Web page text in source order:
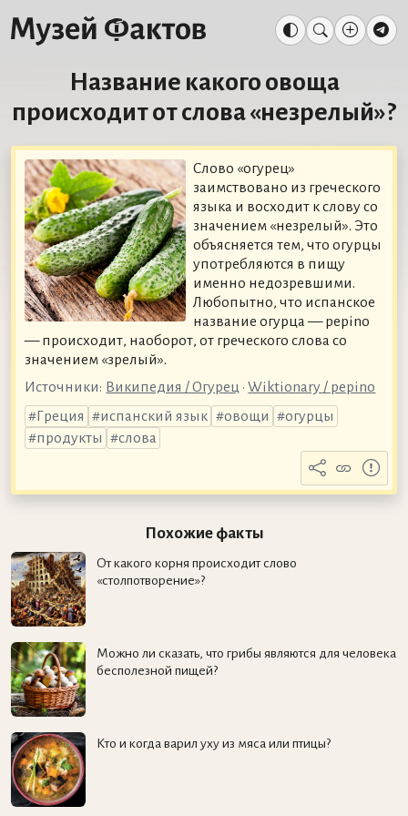
Название какого овоща
происходит от слова «незрелый»?
Слово «огурец»
заимствовано из греческого
языка и восходит к слову со
значением «незрелый». Это
объясняется тем, что огурцы
употребляются в пищу
именно недозревшими.
Любопытно, что испанское
название огурца — pepino
— происходит, наоборот, от греческого слова со
значением «зрелый».
Источники: Википедия / Огурец •Wiktionary / pepino
Греция
испанский язык овощи
огурцы
продукты
слова
Похожие факты
От какого корня происходит слово
«столпотворение»?
Можно ли сказать, что грибы являются для человека
бесполезной пищей?
Кто и когда варил уху из мяса или птицы?